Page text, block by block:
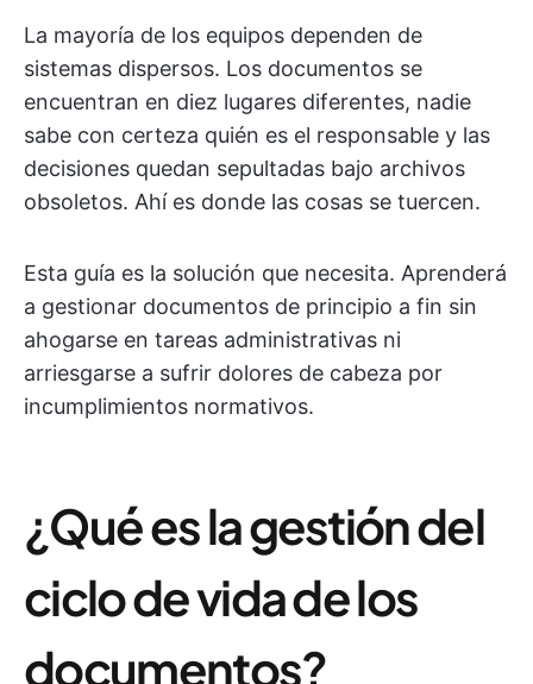
La mayoría de los equipos dependen de
sistemas dispersos. Los documentos se
encuentran en diez lugares diferentes, nadie
sabe con certeza quién es el responsable y las
decisiones quedan sepultadas bajo archivos
obsoletos. Ahí es donde las cosas se tuercen.
Esta guía es la solución que necesita. Aprenderá
a gestionar documentos de principio a fin sin
ahogarse en tareas administrativas ni
arriesgarse a sufrir dolores de cabeza por
incumplimientos normativos.
¿Qué es la gestión del
ciclo de vida de los
documentos?